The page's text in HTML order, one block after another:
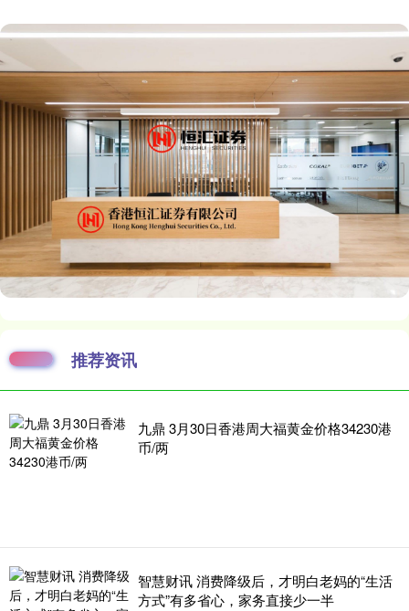
推荐资讯
九鼎 3月30日香港周大福黄金价格34230港
币/两
智慧财讯 消费降级后，才明白老妈的“生活
方式”有多省心，家务直接少一半